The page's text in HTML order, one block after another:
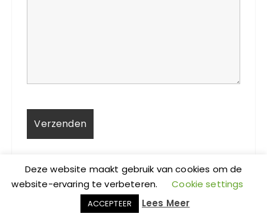
Deze website maakt gebruik van cookies om de
website-ervaring te verbeteren.
Cookie settings
ACCEPTEER Lees Meer